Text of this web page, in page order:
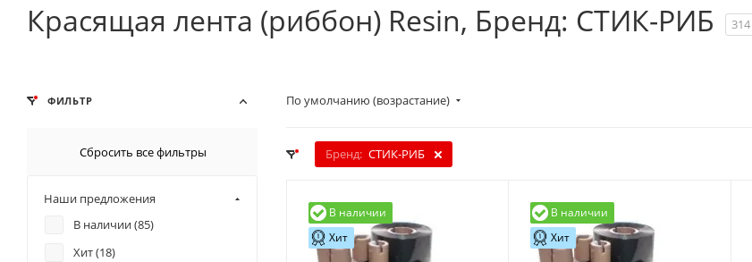
Красящая лента (риббон) Resin, Бренд: СТИК-РИБ 314
По умолчанию (возрастание)
Бренд: СТИК-РИБ
В наличии
Хит
В наличии
Хит
ФИЛЬТР
Сбросить все фильтры
Наши предложения
В наличии (85)
Хит (18)